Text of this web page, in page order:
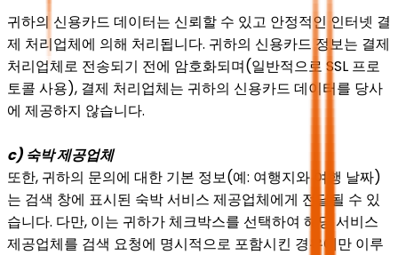
귀하의 신용카드 데이터는 신뢰할 수 있고 안정적인 인터넷 결
제 처리업체에 의해 처리됩니다. 귀하의 신용카드 정보는 결제
처리업체로 전송되기 전에 암호화되며(일반적으로 SSL 프로
토콜 사용), 결제 처리업체는 귀하의 신용카드 데이터를 당사
에 제공하지 않습니다.
c) 숙박 제공업체
또한, 귀하의 문의에 대한 기본 정보(예: 여행지와 여행 날짜)
는 검색 창에 표시된 숙박 서비스 제공업체에게 전달될 수 있
습니다. 다만, 이는 귀하가 체크박스를 선택하여 해당 서비스
제공업체를 검색 요청에 명시적으로 포함시킨 경우에만 이루